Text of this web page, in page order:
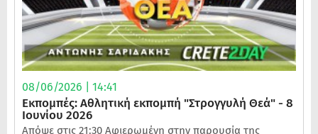
08/06/2026 | 14:41
Εκπομπές: Αθλητική εκπομπή "Στρογγυλή Θεά" - 8
Ιουνίου 2026
Απόψε στις 21:30 Αφιερωμένη στην παρουσία της